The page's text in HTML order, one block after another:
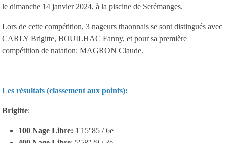
le dimanche 14 janvier 2024, à la piscine de Serémanges.
Lors de cette compétition, 3 nageurs thaonnais se sont distingués avec
CARLY Brigitte, BOUILHAC Fanny, et pour sa première
compétition de natation: MAGRON Claude.
Les résultats (classement aux points):
Brigitte:
100 Nage Libre: 1'15''85 / 6e